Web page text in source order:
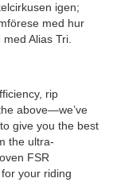
igen;
med hur
Alias Tri.
rip
above—we’ve
give you the best
the ultra-
FSR
your riding